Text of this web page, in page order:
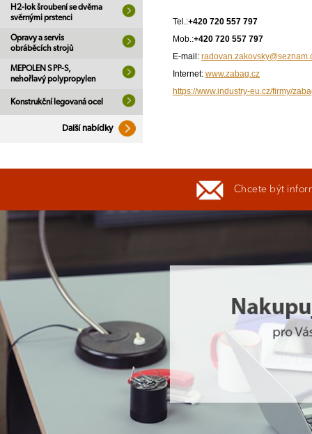
H2-lok šroubení se dvěma
svěrnými prstenci
Opravy a servis
obráběcích strojů
MEPOLEN S PP-S,
nehořlavý polypropylen
Konstrukční legovaná ocel
Další nabídky
Tel.:+420 720 557 797
Mob.:+420 720 557 797
E-mail:
Internet: www.zabag.cz
https://www.industry-eu.cz/firmy/
Chcete být